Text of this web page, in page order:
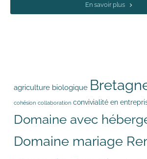
En savoir plus
agriculture biologique
cohésion collaboration convivialité en
Domaine avec
Domaine mariage